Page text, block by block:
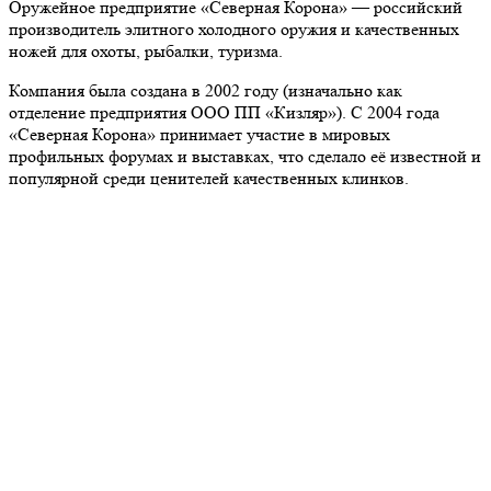
Оружейное предприятие «Северная Корона» — российский
производитель элитного холодного оружия и качественных
ножей для охоты, рыбалки, туризма.
Компания была создана в 2002 году (изначально как
отделение предприятия ООО ПП «Кизляр»). С 2004 года
«Северная Корона» принимает участие в мировых
профильных форумах и выставках, что сделало её известной и
популярной среди ценителей качественных клинков.